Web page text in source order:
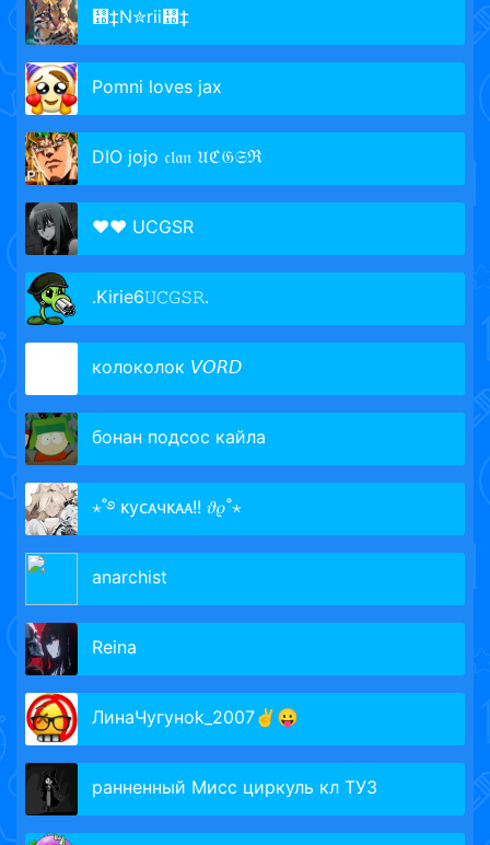
᠝‡N✮rii᠝‡
Pomni loves jax
DIO jojo 𝔠𝔩𝔞𝔫 𝔘ℭ𝔊𝔖ℜ
♥♥ UCGSR
.Kirie6𝚄𝙲𝙶𝚂𝚁.
колоколок 𝘝𝘖𝘙𝘋
бонан подсос кайла
⋆˚࿔ ᴋуᴄᴀчᴋᴀᴀ!! 𝜗𝜚˚⋆
anаrchist
Reina
ЛинаЧугунok_2007✌️😛
ранненный Мисс циркуль кл ТУЗ